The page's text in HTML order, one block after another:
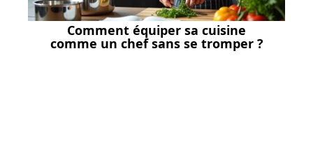
Comment équiper sa cuisine
comme un chef sans se tromper ?